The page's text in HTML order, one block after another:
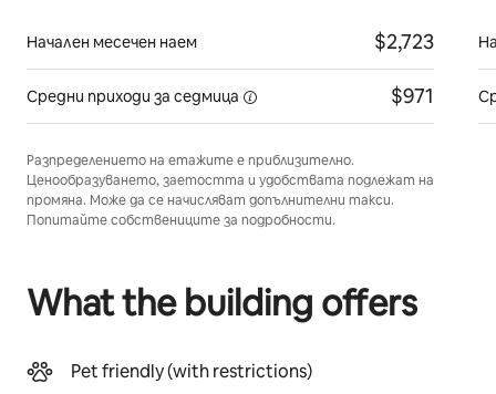
Начален месечен наем $2,723
Средни приходи за седмица $971
Разпределението на етажите е приблизително.
Ценообразуването, заетостта и удобствата подлежат на
промяна. Може да се начисляват допълнителни такси.
Попитайте собствениците за подробности.
What the building offers
Pet friendly (with restrictions)